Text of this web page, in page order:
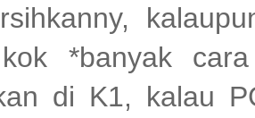
*banyak
di K1, kalau